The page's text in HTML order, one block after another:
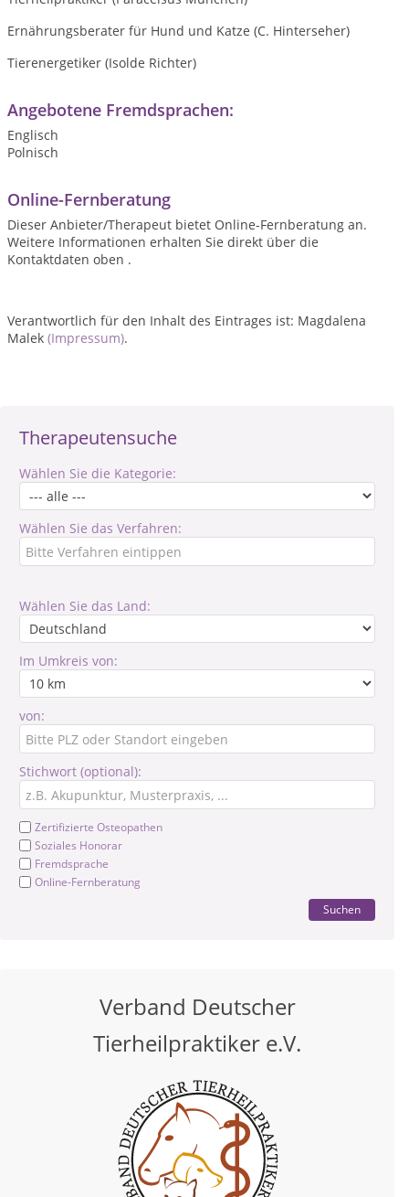
Therapeutensuche
Wählen Sie die Kategorie:
Wählen Sie das Verfahren:
Wählen Sie das Land:
Im Umkreis von:
von:
Stichwort (optional):
Zertifizierte Osteopathen
Soziales Honorar
Fremdsprache
Online-Fernberatung
Suchen
Verband Deutscher
Tierheilpraktiker e.V.
Ernährungsberater für Hund und Katze (C. Hinterseher)
Tierenergetiker (Isolde Richter)
Angebotene Fremdsprachen:
Englisch
Polnisch
Online-Fernberatung
Dieser Anbieter/Therapeut bietet Online-Fernberatung an.
Weitere Informationen erhalten Sie direkt über die
Kontaktdaten oben .
Verantwortlich für den Inhalt des Eintrages ist: Magdalena
Malek (Impressum).